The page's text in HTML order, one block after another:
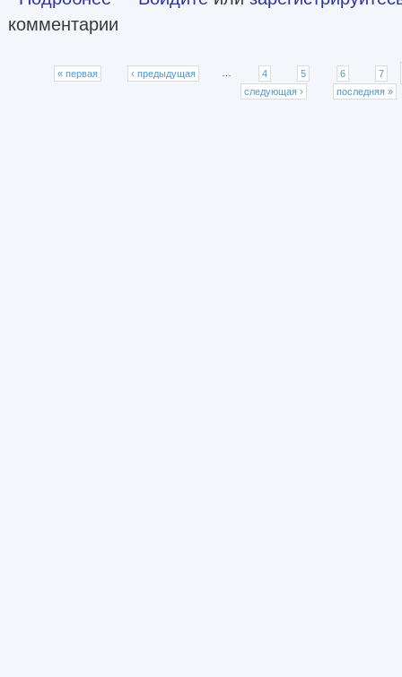
комментарии
Страницы
« первая ‹ предыдущая … 4 5 6
7
следующая ›
последняя »